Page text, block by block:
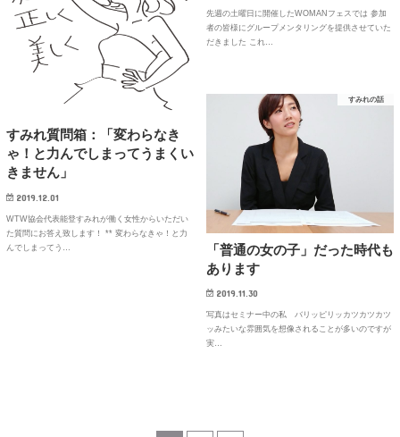
先週の土曜日に開催したWOMANフェスでは 参加
者の皆様にグループメンタリングを提供させていた
だきました これ…
すみれ質問箱：「変わらなき
ゃ！と力んでしまってうまくい
きません」
2019.12.01
WTW協会代表能登すみれが働く女性からいただい
た質問にお答え致します！ ** 変わらなきゃ！と力
んでしまってう…
すみれの話
「普通の女の子」だった時代も
あります
2019.11.30
写真はセミナー中の私 バリッピリッカツカツカツ
ッみたいな雰囲気を想像されることが多いのですが
実…